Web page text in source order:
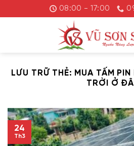
đến
08:00 - 17:00
LƯU TRỮ THẺ: MUA TẤM
TRỜI Ở
24
Th3